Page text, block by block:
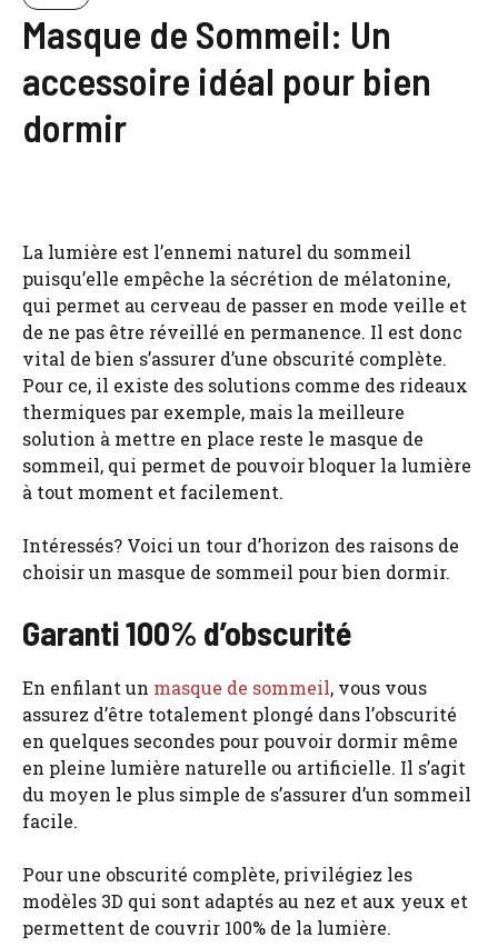
Masque de Sommeil: Un
accessoire idéal pour bien
dormir
La lumière est l’ennemi naturel du sommeil
puisqu’elle empêche la sécrétion de mélatonine,
qui permet au cerveau de passer en mode veille et
de ne pas être réveillé en permanence. Il est donc
vital de bien s’assurer d’une obscurité complète.
Pour ce, il existe des solutions comme des rideaux
thermiques par exemple, mais la meilleure
solution à mettre en place reste le masque de
sommeil, qui permet de pouvoir bloquer la lumière
à tout moment et facilement.
Intéressés? Voici un tour d’horizon des raisons de
choisir un masque de sommeil pour bien dormir.
Garanti 100% d’obscurité
En enfilant un masque de sommeil, vous vous
assurez d’être totalement plongé dans l’obscurité
en quelques secondes pour pouvoir dormir même
en pleine lumière naturelle ou artificielle. Il s’agit
du moyen le plus simple de s’assurer d’un sommeil
facile.
Pour une obscurité complète, privilégiez les
modèles 3D qui sont adaptés au nez et aux yeux et
permettent de couvrir 100% de la lumière.